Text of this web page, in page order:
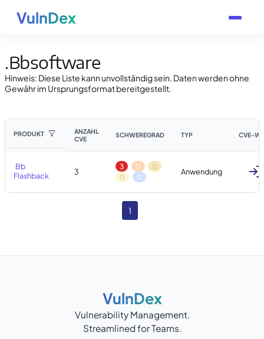
VulnDex
.Bbsoftware
Hinweis: Diese Liste kann unvollständig sein. Daten werden ohne
Gewähr im Ursprungsformat bereitgestellt.
PRODUKT
ANZAHL
CVE
SCHWEREGRAD TYP CVE-
Bb
Flashback
3
3 0
0
0
0
Anwendung
1
VulnDex
Vulnerability Management.
Streamlined for Teams.